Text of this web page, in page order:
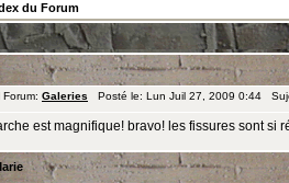
du Forum
Forum: Galeries Posté le: Lun Juil 27, 2009 0:44
est magnifique! bravo! les fissures sont si